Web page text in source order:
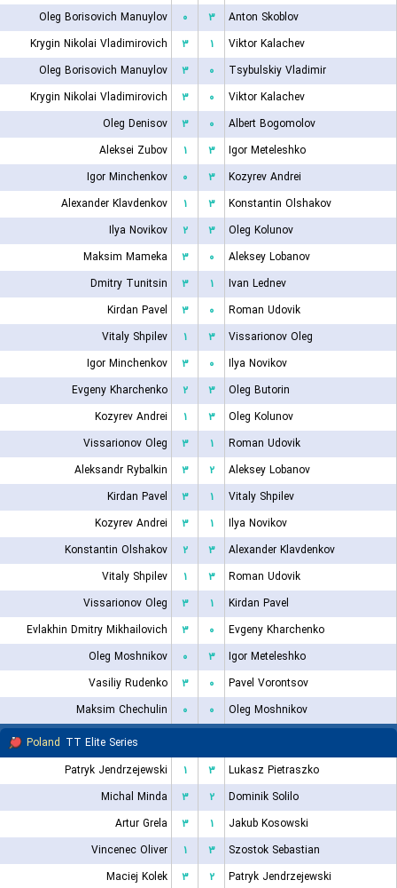
Oleg Borisovich Manuylov
۰ ۳
Anton Skoblov
Krygin Nikolai Vladimirovich
۳ ۱
Viktor Kalachev
Oleg Borisovich Manuylov
۳ ۰
Tsybulskiy Vladimir
Krygin Nikolai Vladimirovich
۳ ۰
Viktor Kalachev
Oleg Denisov
۳ ۰
Albert Bogomolov
Aleksei Zubov
۱ ۳
Igor Meteleshko
Igor Minchenkov
۰ ۳
Kozyrev Andrei
Alexander Klavdenkov
۱ ۳
Konstantin Olshakov
Ilya Novikov
۲ ۳
Oleg Kolunov
Maksim Mameka
۳ ۰
Aleksey Lobanov
Dmitry Tunitsin
۳ ۱
Ivan Lednev
Kirdan Pavel
۳ ۰
Roman Udovik
Vitaly Shpilev
۱ ۳
Vissarionov Oleg
Igor Minchenkov
۳ ۰
Ilya Novikov
Evgeny Kharchenko
۲ ۳
Oleg Butorin
Kozyrev Andrei
۱ ۳
Oleg Kolunov
Vissarionov Oleg
۳ ۱
Roman Udovik
Aleksandr Rybalkin
۳ ۲
Aleksey Lobanov
Kirdan Pavel
۳ ۱
Vitaly Shpilev
Kozyrev Andrei
۳ ۱
Ilya Novikov
Konstantin Olshakov
۲ ۳
Alexander Klavdenkov
Vitaly Shpilev
۱ ۳
Roman Udovik
Vissarionov Oleg
۳ ۱
Kirdan Pavel
Evlakhin Dmitry Mikhailovich
۳ ۰
Evgeny Kharchenko
Oleg Moshnikov
۰ ۳
Igor Meteleshko
Vasiliy Rudenko
۳ ۰
Pavel Vorontsov
Maksim Chechulin
۰ ۰
Oleg Moshnikov
Poland TT Elite Series
Patryk Jendrzejewski
۱ ۳
Lukasz Pietraszko
Michal Minda
۳ ۲
Dominik Solilo
Artur Grela
۳ ۱
Jakub Kosowski
Vincenec Oliver
۱ ۳
Szostok Sebastian
Maciej Kolek
۳ ۲ Patryk Jendrzejewski